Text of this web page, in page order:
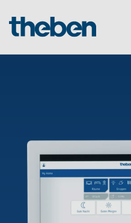
KNX
Smart Home
Solutions OEM
Experts OEM
Solutions
Contrôle du